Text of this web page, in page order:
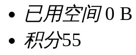
已用空间0 B
积分55